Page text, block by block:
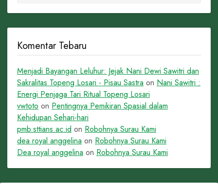
Komentar Tebaru
Menjadi Bayangan Leluhur: Jejak Nani Dewi Sawitri dan
Sakralitas Topeng Losari - Pisau Sastra on Nani Sawitri :
Energi Penjaga Tari Ritual Topeng Losari
vwtoto on Pentingnya Pemikiran Spasial dalam
Kehidupan Sehari-hari
pmb.sttians.ac.id on Robohnya Surau Kami
dea royal anggelina on Robohnya Surau Kami
Dea royal anggelina on Robohnya Surau Kami